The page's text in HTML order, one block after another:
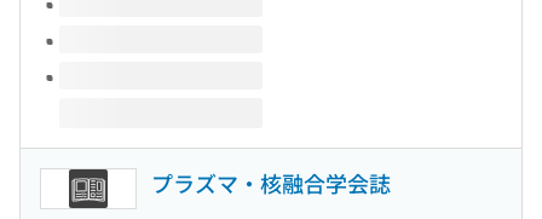
プラズマ・核融合学会誌